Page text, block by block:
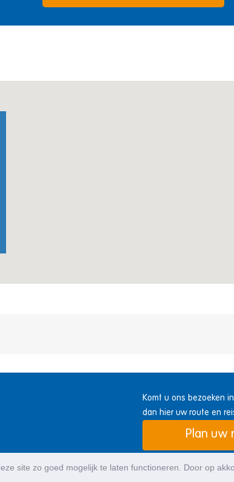
site zo goed mogelijk te laten functioneren. Door op
Komt u ons bezoeken
dan hier uw route en
Plan uw